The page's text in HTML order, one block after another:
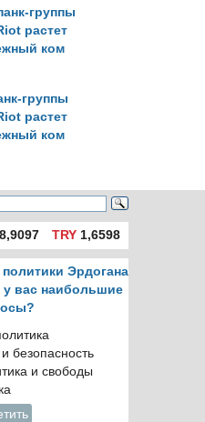
группы
растет
ком
TRY1,6598
Эрдогана
у вас наибольшие
безопасность
и свободы